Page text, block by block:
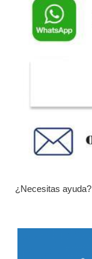
¿Necesitas ayuda?